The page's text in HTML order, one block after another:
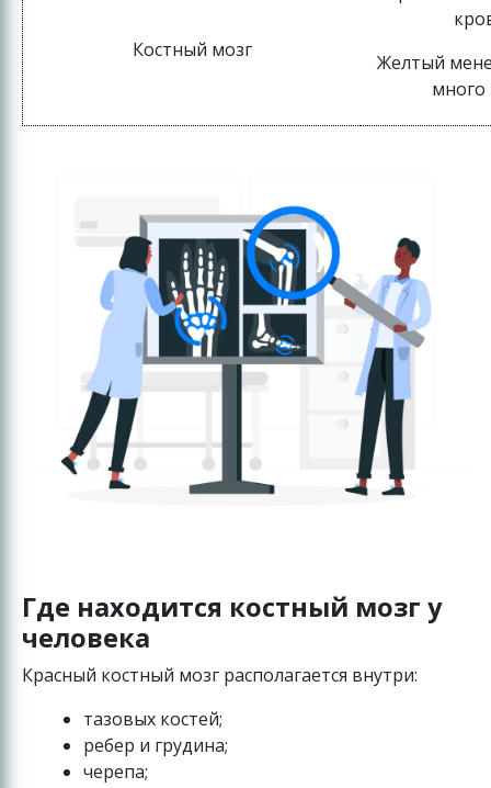
Костный мозг
Желтый
много
Где находится костный мозг у
человека
Красный костный мозг располагается внутри:
тазовых костей;
ребер и грудина;
черепа;